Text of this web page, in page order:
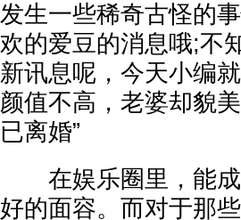
发生一些稀奇古怪的
欢的爱豆的消息哦;不
新讯息呢，今天小编
颜值不高，老婆却貌
已离婚”
在娱乐圈里，能成
好的面容。而对于那